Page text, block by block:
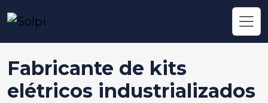
Fabricante de kits
elétricos industrializados